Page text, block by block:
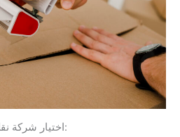
اختيار شركة نقل اثاث موثوقة في خورفكان: